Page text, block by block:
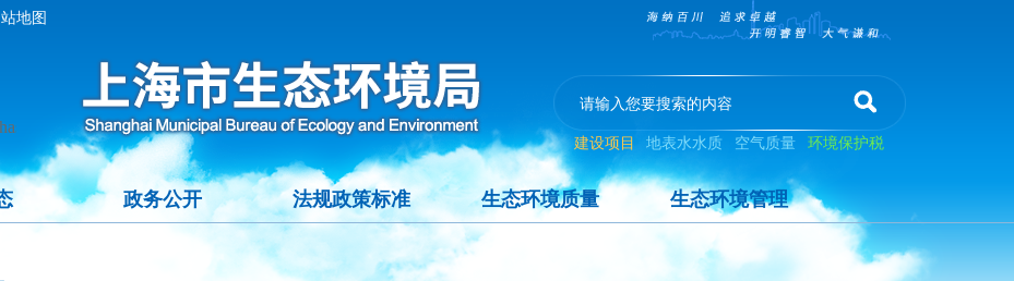
地图
建设项目 地表水水质 空气质量 环境保护税
政务公开 法规政策标准 生态环境质量 生态环境管理